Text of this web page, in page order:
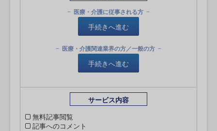
医療・介護に従事される方
手続きへ進む
医療・介護関連業界の方／一般の方
手続きへ進む
サービス内容
無料記事閲覧
記事へのコメント